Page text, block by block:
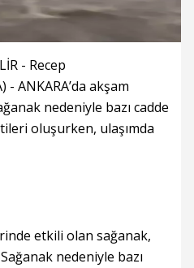
- Recep
- ANKARA’da akşam
nedeniyle bazı cadde
oluşurken, ulaşımda
etkili olan sağanak,
nedeniyle bazı